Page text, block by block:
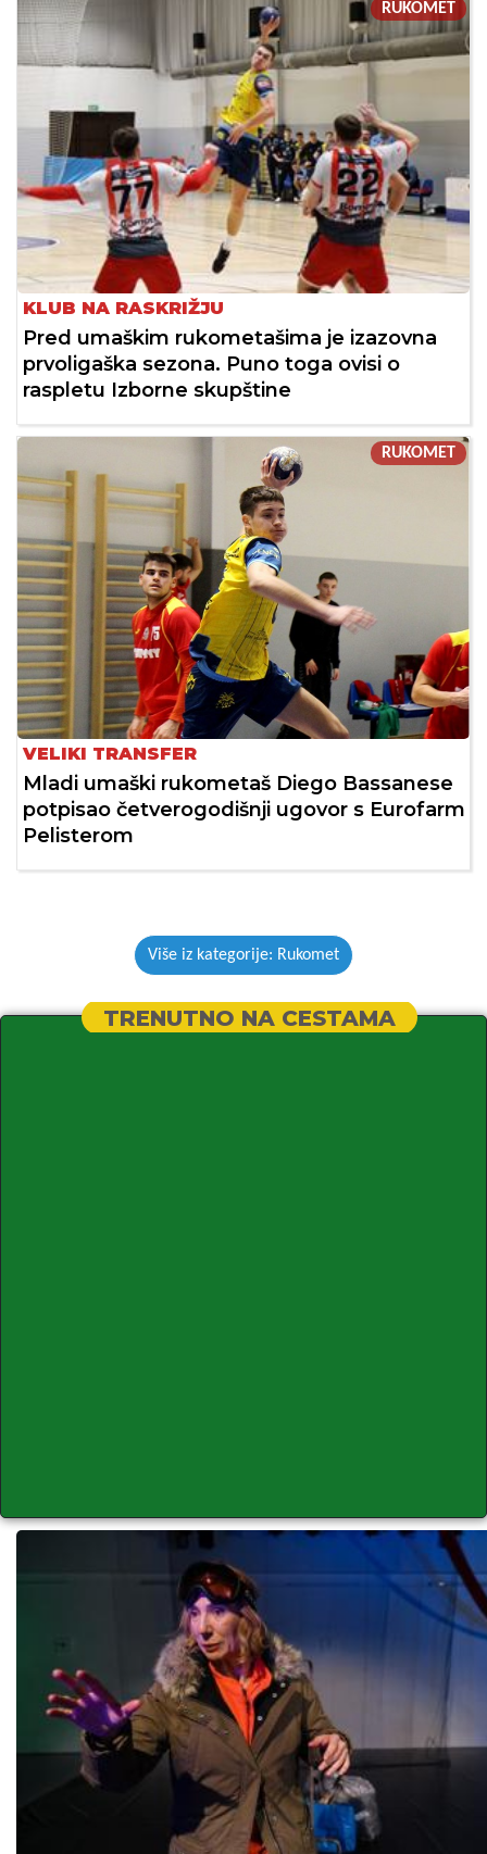
RUKOMET
KLUB NA RASKRIŽJU
Pred umaškim rukometašima je izazovna
prvoligaška sezona. Puno toga ovisi o
raspletu Izborne skupštine
RUKOMET
VELIKI TRANSFER
Mladi umaški rukometaš Diego Bassanese
potpisao četverogodišnji ugovor s Eurofarm
Pelisterom
Više iz kategorije: Rukomet
TRENUTNO NA CESTAMA